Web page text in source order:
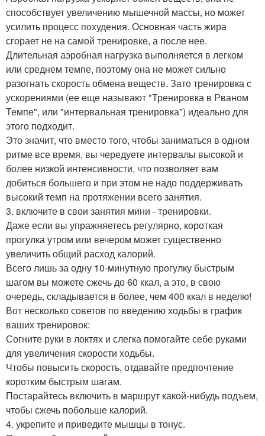
способствует увеличению мышечной массы, но может
усилить процесс похудения. Основная часть жира
сгорает не на самой тренировке, а после нее.
Длительная аэробная нагрузка выполняется в легком
или среднем темпе, поэтому она не может сильно
разогнать скорость обмена веществ. Зато тренировка с
ускорениями (ее еще называют "Тренировка в Рваном
Темпе", или "интервальная тренировка") идеально для
этого подходит.
Это значит, что вместо того, чтобы заниматься в одном
ритме все время, вы чередуете интервалы высокой и
более низкой интенсивности, что позволяет вам
добиться большего и при этом не надо поддерживать
высокий темп на протяжении всего занятия.
3. включите в свои занятия мини - тренировки.
Даже если вы упражняетесь регулярно, короткая
прогулка утром или вечером может существенно
увеличить общий расход калорий.
Всего лишь за одну 10-минутную прогулку быстрым
шагом вы можете сжечь до 60 ккал, а это, в свою
очередь, складывается в более, чем 400 ккал в неделю!
Вот несколько советов по введению ходьбы в график
ваших тренировок:
Согните руки в локтях и слегка помогайте себе руками
для увеличения скорости ходьбы.
Чтобы повысить скорость, отдавайте предпочтение
коротким быстрым шагам.
Постарайтесь включить в маршрут какой-нибудь подъем,
чтобы сжечь побольше калорий.
4. укрепите и приведите мышцы в тонус.